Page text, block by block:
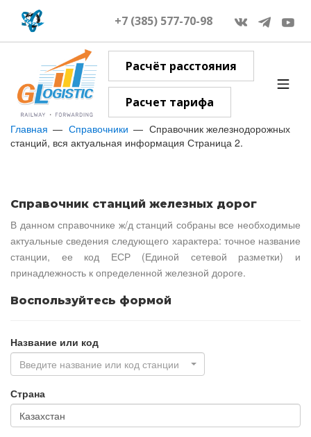
+7 (385) 577-70-98
Расчёт расстояния
Расчет тарифа
Главная Справочники
Справочник железнодорожных
станций, вся актуальная информация Страница 2.
Справочник станций железных дорог
В данном справочнике ж/д станций собраны все необходимые
актуальные сведения следующего характера: точное название
станции, ее код ЕСР (Единой сетевой разметки) и
принадлежность к определенной железной дороге.
Воспользуйтесь формой
Название или код
Введите название или код станции
Страна